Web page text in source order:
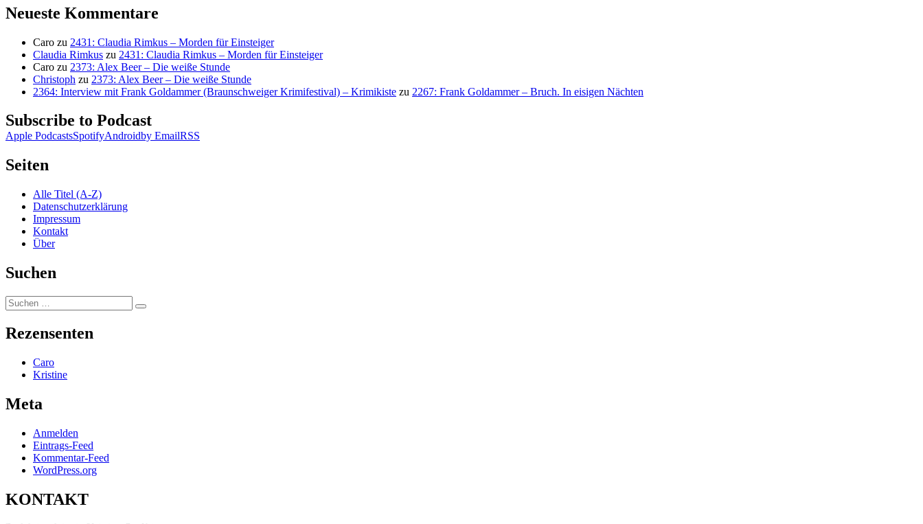
Neueste Kommentare
Caro zu 2431: Claudia Rimkus – Morden für Einsteiger
Claudia Rimkus zu 2431: Claudia Rimkus – Morden für Einsteiger
Caro zu 2373: Alex Beer – Die weiße Stunde
Christoph zu 2373: Alex Beer – Die weiße Stunde
2364: Interview mit Frank Goldammer (Braunschweiger Krimifestival) – Krimikiste zu 2267: Frank Goldammer – Bruch. In eisigen Nächten
Subscribe to Podcast
Apple PodcastsSpotifyAndroidby EmailRSS
Seiten
Alle Titel (A-Z)
Datenschutzerklärung
Impressum
Kontakt
Über
Suchen
Suchen
nach:
Suchen
Rezensenten
Caro
Kristine
Meta
Anmelden
Eintrags-Feed
Kommentar-Feed
WordPress.org
KONTAKT